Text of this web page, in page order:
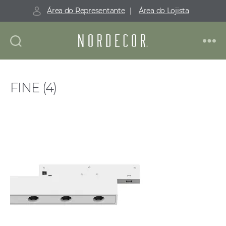
Área do Representante | Área do Lojista
Nordecor
FINE (4)